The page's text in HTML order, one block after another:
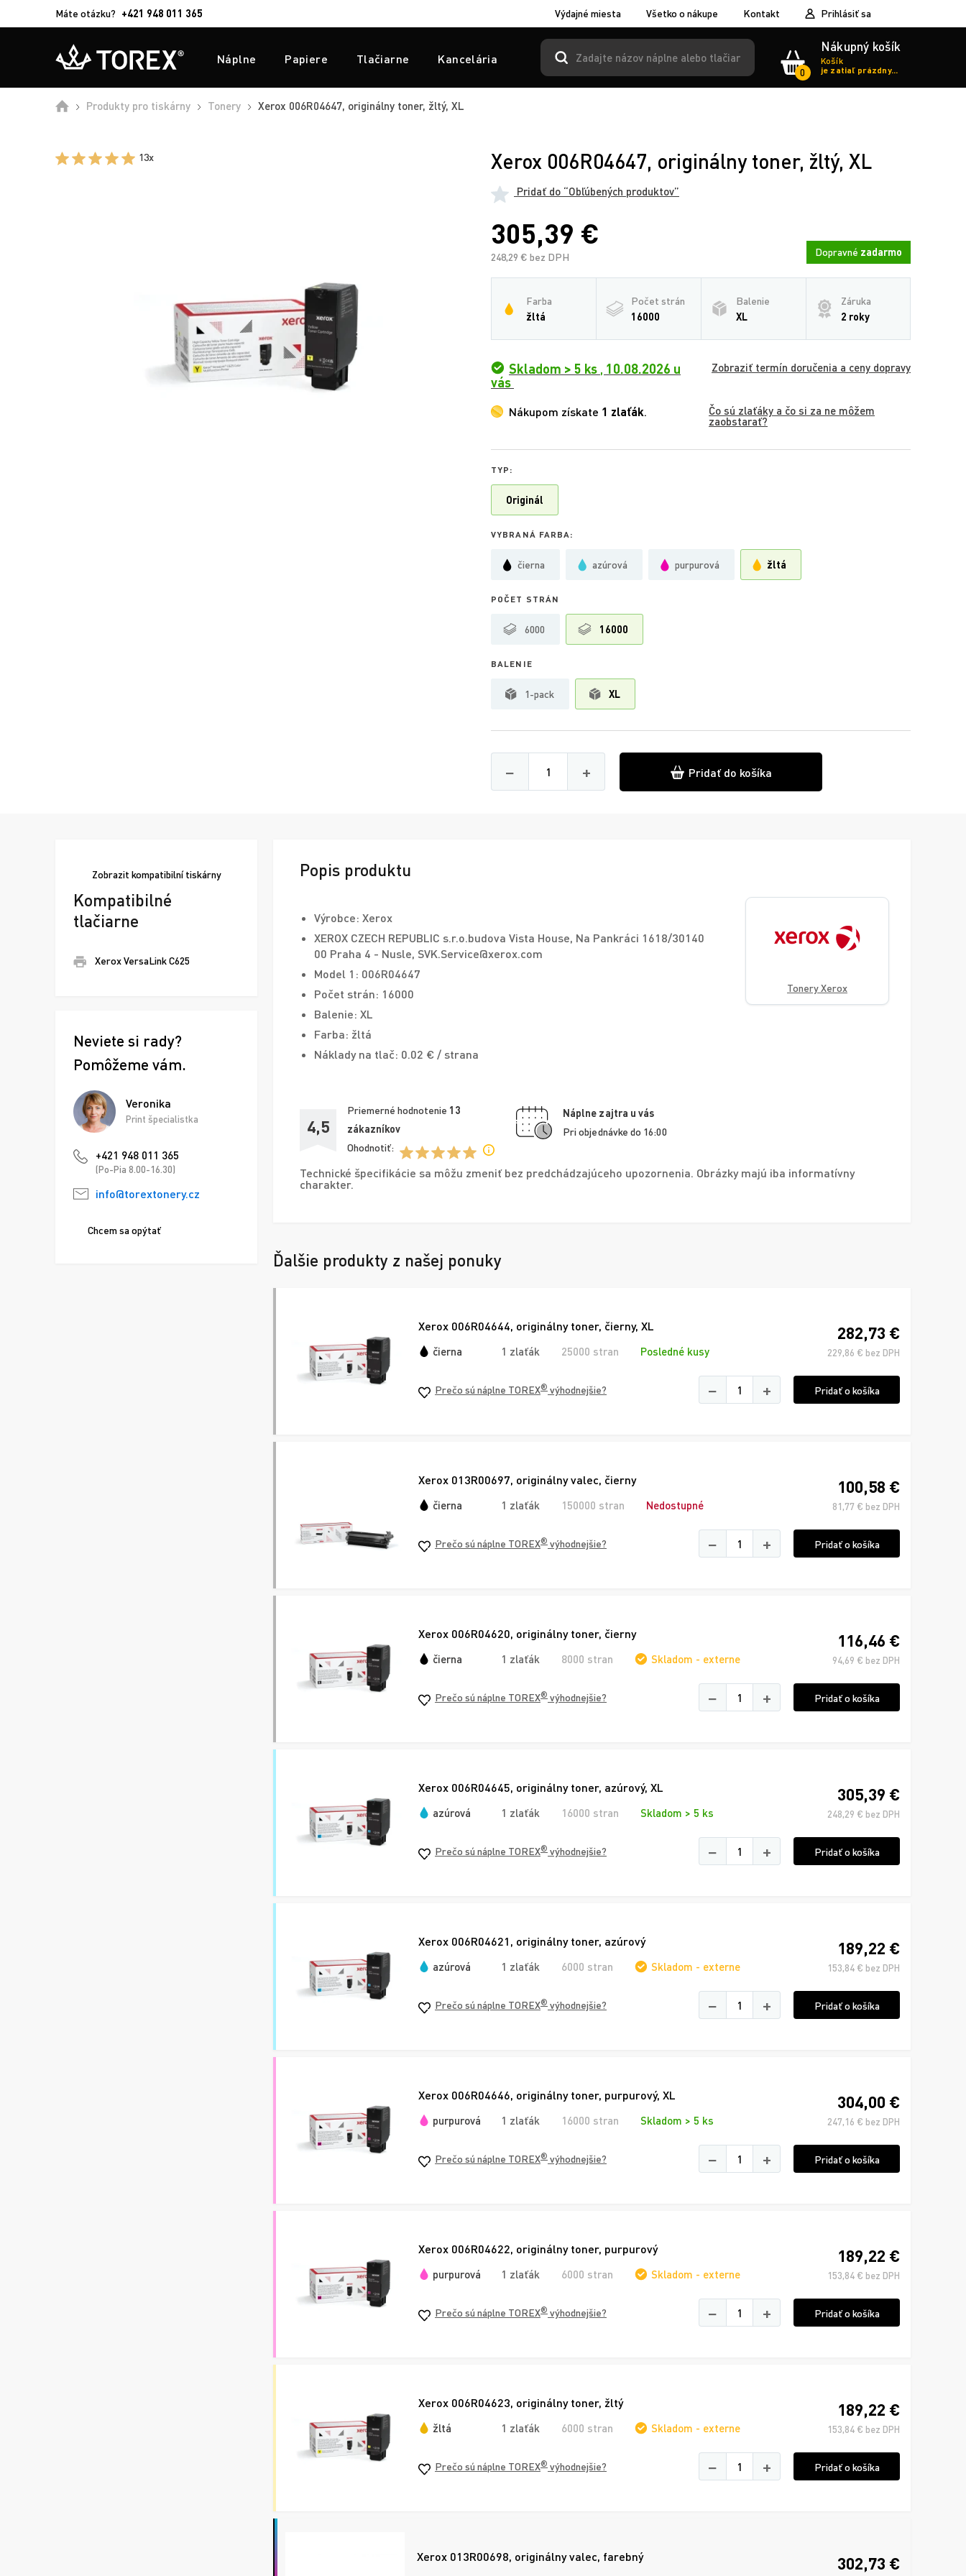
Máte otázku? +421 948 011 365 Výdajné miesta Všetko o nákupe Kontakt Prihlásiť sa
Náplne Papiere Tlačiarne Kancelária
0
Nákupný košík
Košík
je zatiaľ prázdny...
Produkty pro tiskárny Tonery Xerox 006R04647, originálny toner, žltý, XL
13x Xerox 006R04647, originálny toner, žltý, XL
Pridať do “Obľúbených produktov”
305,39 €
248,29 € bez DPH Dopravné zadarmo
Farba
žltá
Počet strán
16000
Balenie
XL
Záruka
2 roky
Skladom > 5 ks , 10.08.2026 u
vás
Zobraziť termín doručenia a ceny dopravy
Nákupom získate 1 zlaťák.
Čo sú zlaťáky a čo si za ne môžem
zaobstarať?
TYP:
Originál
VYBRANÁ FARBA:
čierna azúrová purpurová žltá
POČET STRÁN
6000 16000
BALENIE
1-pack XL
−
Množství
+ Pridať do košíka
Zobrazit kompatibilní tiskárny
Kompatibilné
tlačiarne
Xerox VersaLink C625
Neviete si rady?
Pomôžeme vám.
Veronika
Print špecialistka
+421 948 011 365
(Po-Pia 8.00-16.30)
info@torextonery.cz
Chcem sa opýtať
Popis produktu
Výrobce: Xerox
XEROX CZECH REPUBLIC s.r.o.budova Vista House, Na Pankráci 1618/30140
00 Praha 4 - Nusle, SVK.Service@xerox.com
Model 1: 006R04647
Počet strán: 16000
Balenie: XL
Farba: žltá
Náklady na tlač: 0.02 € / strana
4,5
Priemerné hodnotenie 13
zákazníkov
Ohodnotiť:
Náplne zajtra u vás
Pri objednávke do 16:00
Tonery Xerox
Technické špecifikácie sa môžu zmeniť bez predchádzajúceho upozornenia. Obrázky majú iba informatívny
charakter.
Ďalšie produkty z našej ponuky
Xerox 006R04644, originálny toner, čierny, XL
čierna 1 zlaťák 25000 stran Posledné kusy
282,73 €
229,86 € bez DPH
Prečo sú náplne TOREX® výhodnejšie? − + Pridať o košíka
Xerox 013R00697, originálny valec, čierny
čierna 1 zlaťák 150000 stran Nedostupné
100,58 €
81,77 € bez DPH
Prečo sú náplne TOREX® výhodnejšie? − + Pridať o košíka
Xerox 006R04620, originálny toner, čierny
čierna 1 zlaťák 8000 stran Skladom - externe
116,46 €
94,69 € bez DPH
Prečo sú náplne TOREX® výhodnejšie? − + Pridať o košíka
Xerox 006R04645, originálny toner, azúrový, XL
azúrová 1 zlaťák 16000 stran Skladom > 5 ks
305,39 €
248,29 € bez DPH
Prečo sú náplne TOREX® výhodnejšie? − + Pridať o košíka
Xerox 006R04621, originálny toner, azúrový
azúrová 1 zlaťák 6000 stran Skladom - externe
189,22 €
153,84 € bez DPH
Prečo sú náplne TOREX® výhodnejšie? − + Pridať o košíka
Xerox 006R04646, originálny toner, purpurový, XL
purpurová 1 zlaťák 16000 stran Skladom > 5 ks
304,00 €
247,16 € bez DPH
Prečo sú náplne TOREX® výhodnejšie? − + Pridať o košíka
Xerox 006R04622, originálny toner, purpurový
purpurová 1 zlaťák 6000 stran Skladom - externe
189,22 €
153,84 € bez DPH
Prečo sú náplne TOREX® výhodnejšie? − + Pridať o košíka
Xerox 006R04623, originálny toner, žltý
žltá 1 zlaťák 6000 stran Skladom - externe
189,22 €
153,84 € bez DPH
Prečo sú náplne TOREX® výhodnejšie? − + Pridať o košíka
Xerox 013R00698, originálny valec, farebný 302,73 €